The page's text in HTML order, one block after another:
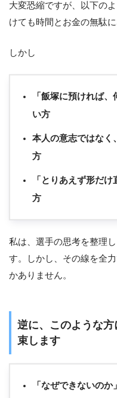
大変恐縮ですが、以下の
けても時間とお金の無駄
しかし
「飯塚に預ければ
い方
本人の意志ではなく
方
「とりあえず形だ
方
私は、選手の思考を整理
す。しかし、その線を全
かありません。
逆に、このような
束します
「なぜできないの